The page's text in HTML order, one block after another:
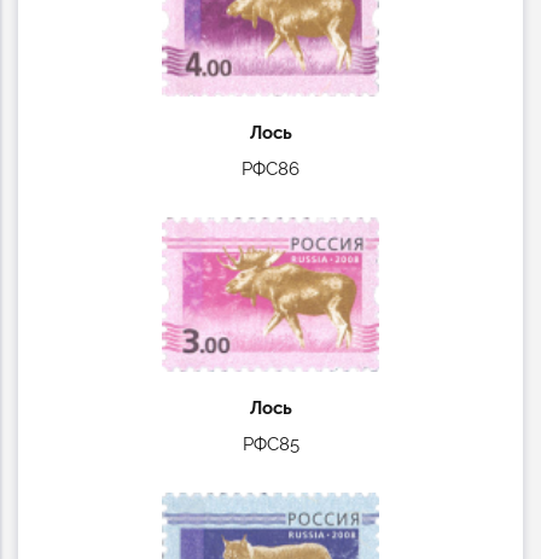
Лось
РФС86
Лось
РФС85